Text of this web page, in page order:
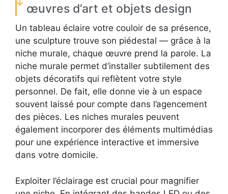
œuvres d’art et objets design
Un tableau éclaire votre couloir de sa présence,
une sculpture trouve son piédestal — grâce à la
niche murale, chaque œuvre prend la parole. La
niche murale permet d’installer subtilement des
objets décoratifs qui reflètent votre style
personnel. De fait, elle donne vie à un espace
souvent laissé pour compte dans l’agencement
des pièces. Les niches murales peuvent
également incorporer des éléments multimédias
pour une expérience interactive et immersive
dans votre domicile.
Exploiter l’éclairage est crucial pour magnifier